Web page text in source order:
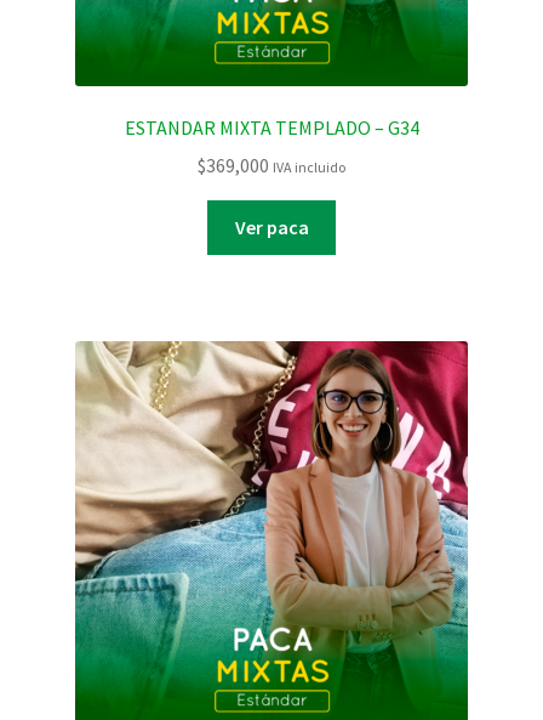
ESTANDAR MIXTA TEMPLADO – G34
$369,000 IVA incluido
Ver paca